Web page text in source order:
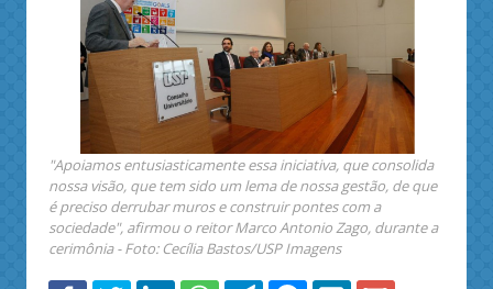
"Apoiamos entusiasticamente essa iniciativa, que consolida
nossa visão, que tem sido um lema de nossa gestão, de que
é preciso derrubar muros e construir pontes com a
sociedade", afirmou o reitor Marco Antonio Zago, durante a
cerimônia - Foto: Cecília Bastos/USP Imagens